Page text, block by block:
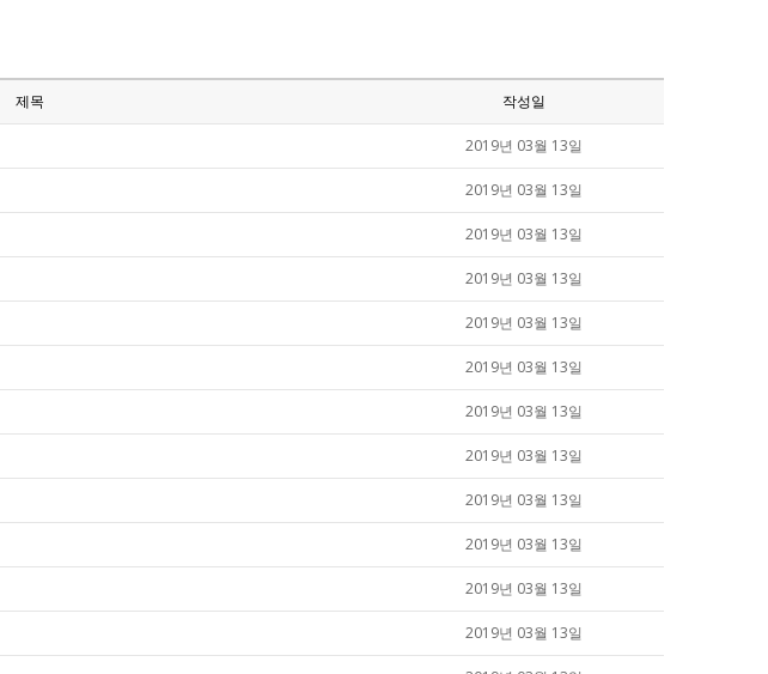
제목 작성일
2019년 03월 13일
2019년 03월 13일
2019년 03월 13일
2019년 03월 13일
2019년 03월 13일
2019년 03월 13일
2019년 03월 13일
2019년 03월 13일
2019년 03월 13일
2019년 03월 13일
2019년 03월 13일
2019년 03월 13일